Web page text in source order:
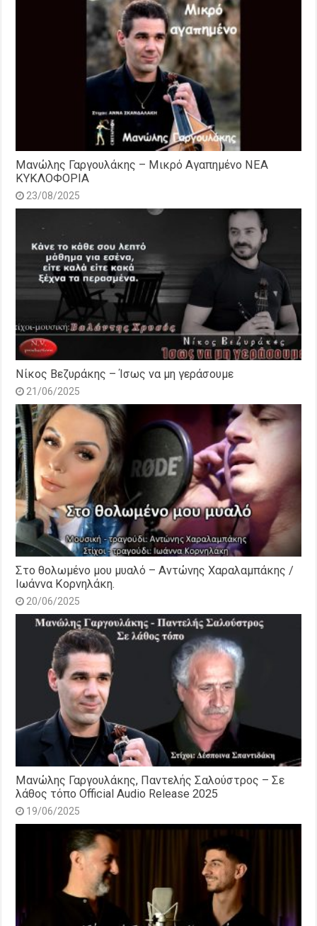
Μανώλης Γαργουλάκης – Μικρό Αγαπημένο NEΑ
ΚΥΚΛΟΦΟΡΙΑ
23/08/2025
Νίκος Βεζυράκης – Ίσως να μη γεράσουμε
21/06/2025
Στο θολωμένο μου μυαλό – Αντώνης Χαραλαμπάκης /
Ιωάννα Κορνηλάκη.
20/06/2025
Μανώλης Γαργουλάκης, Παντελής Σαλούστρος – Σε
λάθος τόπο Official Audio Release 2025
19/06/2025